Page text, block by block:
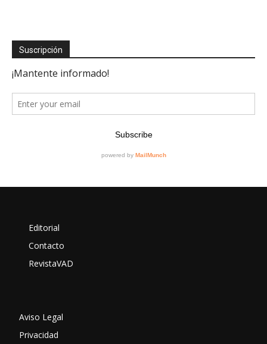
Suscripción
Editorial
Contacto
RevistaVAD
Aviso Legal
Privacidad